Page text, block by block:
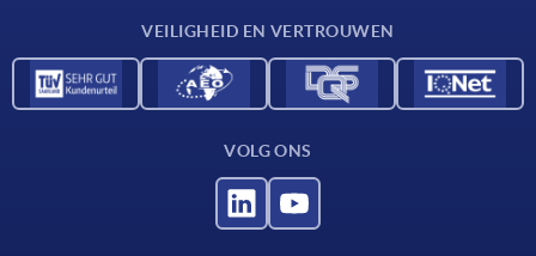
VEILIGHEID EN VERTROUWEN
VOLG ONS